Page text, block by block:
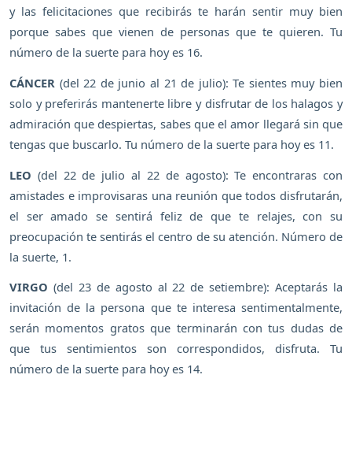
y las felicitaciones que recibirás te harán sentir muy bien
porque sabes que vienen de personas que te quieren. Tu
número de la suerte para hoy es 16.
CÁNCER (del 22 de junio al 21 de julio): Te sientes muy bien
solo y preferirás mantenerte libre y disfrutar de los halagos y
admiración que despiertas, sabes que el amor llegará sin que
tengas que buscarlo. Tu número de la suerte para hoy es 11.
LEO (del 22 de julio al 22 de agosto): Te encontraras con
amistades e improvisaras una reunión que todos disfrutarán,
el ser amado se sentirá feliz de que te relajes, con su
preocupación te sentirás el centro de su atención. Número de
la suerte, 1.
VIRGO (del 23 de agosto al 22 de setiembre): Aceptarás la
invitación de la persona que te interesa sentimentalmente,
serán momentos gratos que terminarán con tus dudas de
que tus sentimientos son correspondidos, disfruta. Tu
número de la suerte para hoy es 14.